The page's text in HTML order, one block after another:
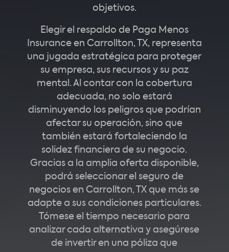
objetivos.
Elegir el respaldo de Paga Menos
Insurance en Carrollton, TX, representa
una jugada estratégica para proteger
su empresa, sus recursos y su paz
mental. Al contar con la cobertura
adecuada, no solo estará
disminuyendo los peligros que podrían
afectar su operación, sino que
también estará fortaleciendo la
solidez financiera de su negocio.
Gracias a la amplia oferta disponible,
podrá seleccionar el seguro de
negocios en Carrollton, TX que más se
adapte a sus condiciones particulares.
Tómese el tiempo necesario para
analizar cada alternativa y asegúrese
de invertir en una póliza que